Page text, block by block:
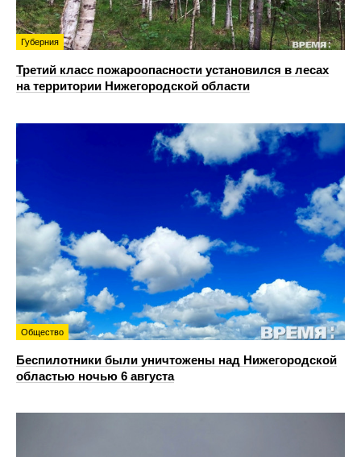
Губерния
Третий класс пожароопасности установился в лесах
на территории Нижегородской области
Общество
Беспилотники были уничтожены над Нижегородской
областью ночью 6 августа